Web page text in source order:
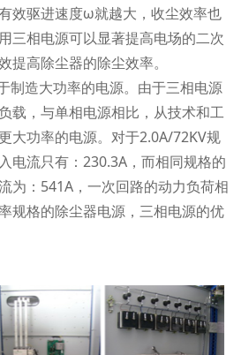
效驱进速度ω就越大，收尘效率也
三相电源可以显著提高电场的二次
提高除尘器的除尘效率。
制造大功率的电源。由于三相电源
载，与单相电源相比，从技术和工
大功率的电源。对于2.0A/72KV规
电流只有：230.3A，而相同规格的
为：541A，一次回路的动力负荷相
规格的除尘器电源，三相电源的优